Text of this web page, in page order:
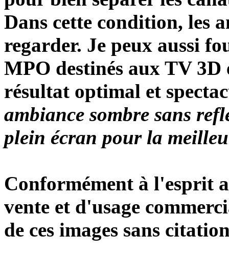
Dans cette condition, les
regarder. Je peux aussi
MPO destinés aux TV
résultat optimal et
ambiance sombre sans
plein écran pour la
Conformément à l'esprit
vente et d'usage
de ces images sans